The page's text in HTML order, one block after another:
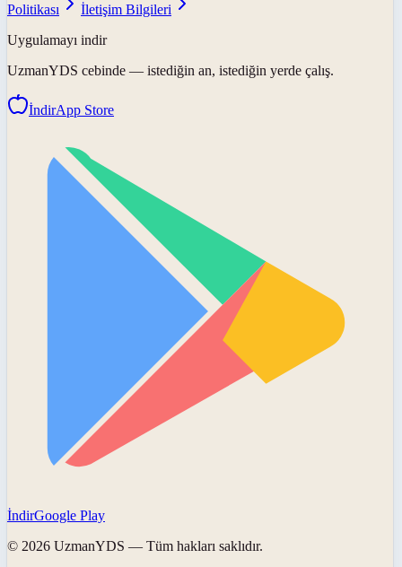
Politikası
İletişim Bilgileri
Uygulamayı indir
UzmanYDS cebinde — istediğin an, istediğin yerde çalış.
İndirApp Store
İndirGoogle Play
© 2026 UzmanYDS — Tüm hakları saklıdır.